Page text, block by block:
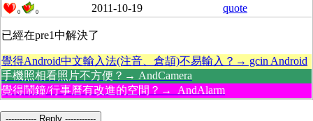
0 0 2011-10-19 quote
已經在pre1中解決了
覺得Android中文輸入法(注音、倉頡)不易輸入？→ gcin Android
手機照相看照片不方便？→ AndCamera
覺得鬧鐘/行事曆有改進的空間？→ AndAlarm
----------- Reply -----------